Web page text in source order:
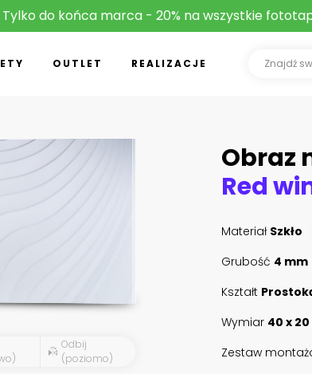
Tylko do końca marca - 20% na wszystkie
OUTLET REALIZACJE
Odbij
(poziomo)
Obraz
Materiał Szkło
Grubość 4 mm
Kształt
Wymiar 40 x
Zestaw